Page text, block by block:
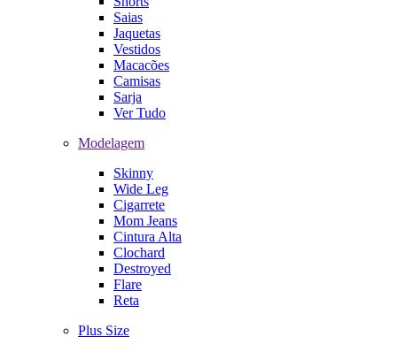
Saias
Jaquetas
Vestidos
Macacões
Camisas
Sarja
Ver Tudo
Modelagem
Skinny
Wide Leg
Cigarrete
Mom Jeans
Cintura Alta
Clochard
Destroyed
Flare
Reta
Plus Size